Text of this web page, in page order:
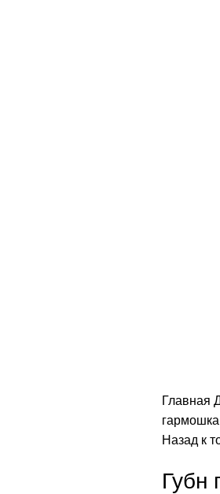
Главная
Назад к
Губн